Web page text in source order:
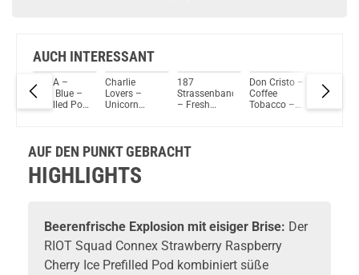
AUCH INTERESSANT
OWLA –
Sour Blue –
Prefilled Pod
Charlie
Lovers –
Unicorn
2ml
187
Strassenbande
– Fresh
Don Cristo –
Coffee
Tobacco –
eRoll
AUF DEN PUNKT GEBRACHT
HIGHLIGHTS
Beerenfrische Explosion mit eisiger Brise: Der
RIOT Squad Connex Strawberry Raspberry
Cherry Ice Prefilled Pod kombiniert süße